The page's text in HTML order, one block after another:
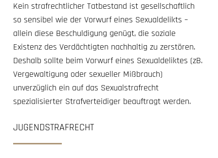
Kein strafrechtlicher Tatbestand ist gesellschaftlich
so sensibel wie der Vorwurf eines Sexualdelikts –
allein diese Beschuldigung genügt, die soziale
Existenz des Verdächtigten nachhaltig zu zerstören.
Deshalb sollte beim Vorwurf eines Sexualdeliktes (zB.
Vergewaltigung oder sexueller Mißbrauch)
unverzüglich ein auf das Sexualstrafrecht
spezialisierter Strafverteidiger beauftragt werden.
JUGENDSTRAFRECHT